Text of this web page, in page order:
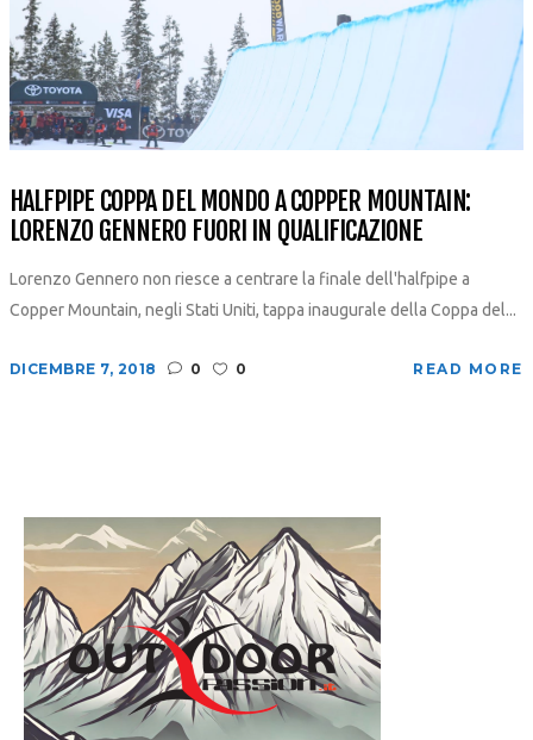
HALFPIPE COPPA DEL MONDO A COPPER MOUNTAIN:
LORENZO GENNERO FUORI IN QUALIFICAZIONE
Lorenzo Gennero non riesce a centrare la finale dell'halfpipe a
Copper Mountain, negli Stati Uniti, tappa inaugurale della Coppa del...
DICEMBRE 7, 2018 0 0 READ MORE